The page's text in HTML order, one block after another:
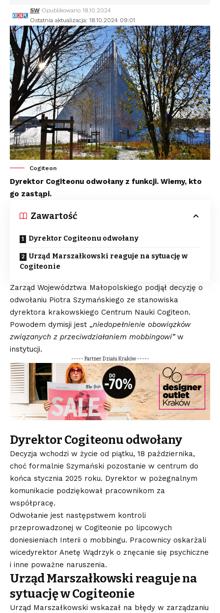
Ostatnia aktualizacja: 18.10.2024 09:01
SW Opublikowano 18.10.2024
Cogiteon
Dyrektor Cogiteonu odwołany z funkcji. Wiemy, kto
go zastąpi.
Zawartość
Dyrektor Cogiteonu odwołany
Urząd Marszałkowski reaguje na sytuację w
Cogiteonie
Zarząd Województwa Małopolskiego podjął decyzję o
odwołaniu Piotra Szymańskiego ze stanowiska
dyrektora krakowskiego Centrum Nauki Cogiteon.
Powodem dymisji jest „niedopełnienie obowiązków
związanych z przeciwdziałaniem mobbingowi” w
instytucji.
----- Partner Działu Kraków -----
Dyrektor Cogiteonu odwołany
Decyzja wchodzi w życie od piątku, 18 października,
choć formalnie Szymański pozostanie w centrum do
końca stycznia 2025 roku. Dyrektor w pożegnalnym
komunikacie podziękował pracownikom za
współpracę.
Odwołanie jest następstwem kontroli
przeprowadzonej w Cogiteonie po lipcowych
doniesieniach Interii o mobbingu. Pracownicy oskarżali
wicedyrektor Anetę Wądrzyk o znęcanie się psychiczne
i inne poważne naruszenia.
Urząd Marszałkowski reaguje na
sytuację w Cogiteonie
Urząd Marszałkowski wskazał na błędy w zarządzaniu